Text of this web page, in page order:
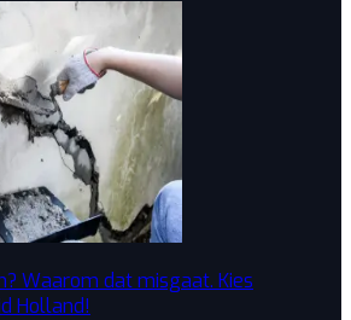
Waarom dat misgaat. Kies
Holland!